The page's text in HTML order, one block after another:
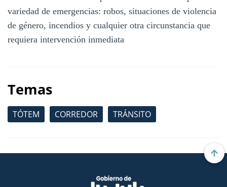
variedad de emergencias: robos, situaciones de violencia
de género, incendios y cualquier otra circunstancia que
requiera intervención inmediata
Temas
TÓTEM CORREDOR TRÁNSITO